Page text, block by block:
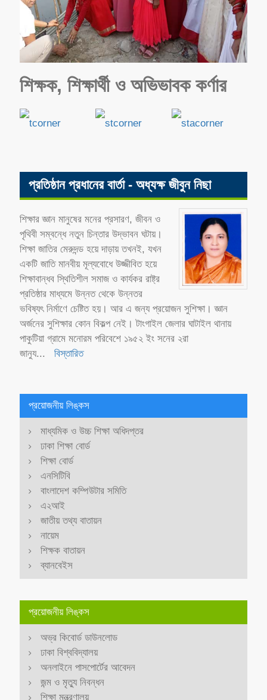
শিক্ষক, শিক্ষার্থী ও অভিভাবক কর্ণার
প্রতিষ্ঠান প্রধানের বার্তা - অধ্যক্ষ জীবুন নিছা
শিক্ষার জ্ঞান মানুষের মনের প্রসারণ, জীবন ও
পৃথিবী সম্বন্ধে নতুন চিন্তার উদ্ভাবন ঘটায়।
শিক্ষা জাতির মেরুদন্ড হয়ে দাড়ায় তখনই, যখন
একটি জাতি মানবীয় মূল্যবোধে উজ্জীবিত হয়ে
শিক্ষাবান্ধব স্থিতিশীল সমাজ ও কার্যকর রাষ্ট্র
প্রতিষ্ঠার মাধ্যমে উন্নত থেকে উন্নতর
ভবিষ্যৎ নির্মাণে চেষ্টিত হয়। আর এ জন্য প্রয়োজন সুশিক্ষা। জ্ঞান
অর্জনের সুশিক্ষার কোন বিকল্প নেই। টাংগাইল জেলার ঘাটাইল থানায়
পাকুটিয়া গ্রামে মনোরম পরিবেশে ১৯৫২ ইং সনের ২রা
জানুয... বিস্তারিত
প্রয়োজনীয় লিঙ্কস
মাধ্যমিক ও উচ্চ শিক্ষা অধিদপ্তর
ঢাকা শিক্ষা বোর্ড
শিক্ষা বোর্ড
এনসিটিবি
বাংলাদেশ কম্পিউটার সমিতি
এ২আই
জাতীয় তথ্য বাতায়ন
নায়েম
শিক্ষক বাতায়ন
ব্যানবেইস
প্রয়োজনীয় লিঙ্কস
অভ্র কিবোর্ড ডাউনলোড
ঢাকা বিশ্ববিদ্যালয়
অনলাইনে পাসপোর্টের আবেদন
জন্ম ও মৃত্যু নিবন্ধন
শিক্ষা মন্ত্রণালয়